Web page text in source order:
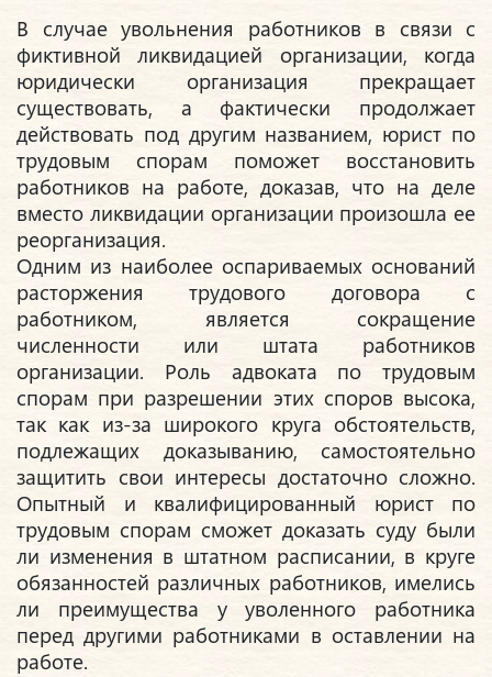
В случае увольнения работников в связи с
фиктивной ликвидацией организации, когда
юридически организация прекращает
существовать, а фактически продолжает
действовать под другим названием, юрист по
трудовым спорам поможет восстановить
работников на работе, доказав, что на деле
вместо ликвидации организации произошла ее
реорганизация.
Одним из наиболее оспариваемых оснований
расторжения трудового договора с
работником, является сокращение
численности или штата работников
организации. Роль адвоката по трудовым
спорам при разрешении этих споров высока,
так как из-за широкого круга обстоятельств,
подлежащих доказыванию, самостоятельно
защитить свои интересы достаточно сложно.
Опытный и квалифицированный юрист по
трудовым спорам сможет доказать суду были
ли изменения в штатном расписании, в круге
обязанностей различных работников, имелись
ли преимущества у уволенного работника
перед другими работниками в оставлении на
работе.